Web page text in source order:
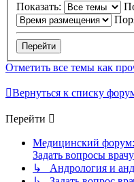
Показать:
Отметить все темы как
Вернуться к списку
Перейти
Медицинский форум:
Задать вопросы врачу
↳ Андрология и